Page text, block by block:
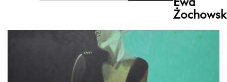
Ewa